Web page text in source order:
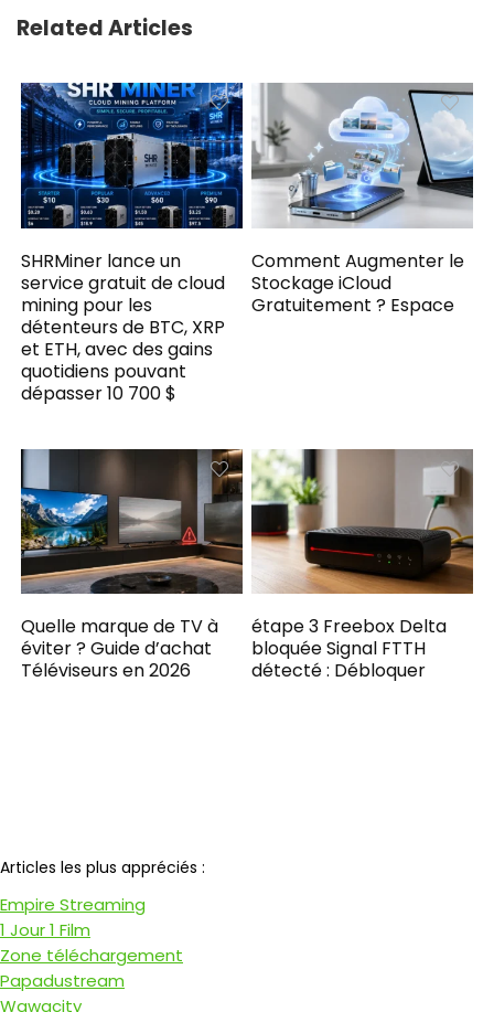
Related Articles
SHRMiner lance un
service gratuit de cloud
mining pour les
détenteurs de BTC, XRP
et ETH, avec des gains
quotidiens pouvant
dépasser 10 700 $
Comment Augmenter le
Stockage iCloud
Gratuitement ? Espace
Quelle marque de TV à
éviter ? Guide d’achat
Téléviseurs en 2026
étape 3 Freebox Delta
bloquée Signal FTTH
détecté : Débloquer
Articles les plus appréciés :
Empire Streaming
1 Jour 1 Film
Zone téléchargement
Papadustream
Wawacity